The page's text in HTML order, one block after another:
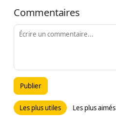
Commentaires
Publier
Les plus utiles Les plus aimés